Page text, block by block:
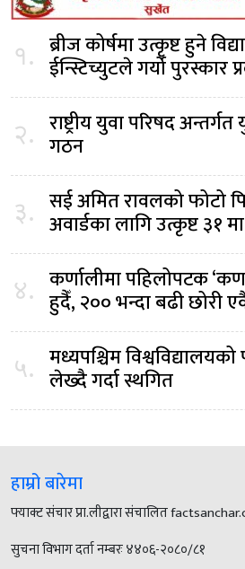
१. ब्रीज कोर्षमा उत्कृष्ट हुने
ईन्स्टिच्युटले गर्यो पुरस्कार
२. राष्ट्रीय युवा परिषद
गठन
३. सई अमित रावलको फोटो
अवार्डका लागि उत्कृष्ट ३१
४. कर्णालीमा पहिलोपटक
हुदैँ, २०० भन्दा बढी छोरी
५. मध्यपश्चिम विश्वविद्यालयको
लेख्दै गर्दा स्थगित
हाम्रो बारेमा
फ्याक्ट संचार प्रा.लीद्वारा संचालित
सुचना विभाग दर्ता नम्बरः ४४०६-२०८०/८१